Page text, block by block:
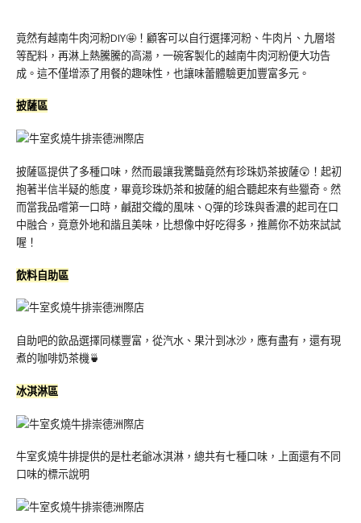
竟然有越南牛肉河粉DIY🤩！顧客可以自行選擇河粉、牛肉片、九層塔
等配料，再淋上熱騰騰的高湯，一碗客製化的越南牛肉河粉便大功告
成。這不僅增添了用餐的趣味性，也讓味蕾體驗更加豐富多元。
披薩區
披薩區提供了多種口味，然而最讓我驚豔竟然有珍珠奶茶披薩😲！起初
抱著半信半疑的態度，畢竟珍珠奶茶和披薩的組合聽起來有些獵奇。然
而當我品嚐第一口時，鹹甜交織的風味、Q彈的珍珠與香濃的起司在口
中融合，竟意外地和諧且美味，比想像中好吃得多，推薦你不妨來試試
喔！
飲料自助區
自助吧的飲品選擇同樣豐富，從汽水、果汁到冰沙，應有盡有，還有現
煮的咖啡奶茶機🍵
冰淇淋區
牛室炙燒牛排提供的是杜老爺冰淇淋，總共有七種口味，上面還有不同
口味的標示說明